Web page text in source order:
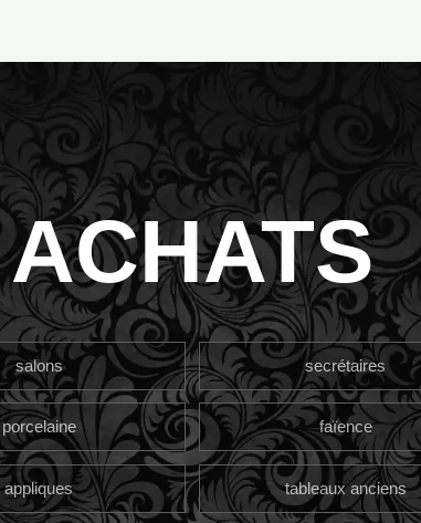
ACHATS
salons secrétaires
porcelaine faïence
appliques tableaux anciens